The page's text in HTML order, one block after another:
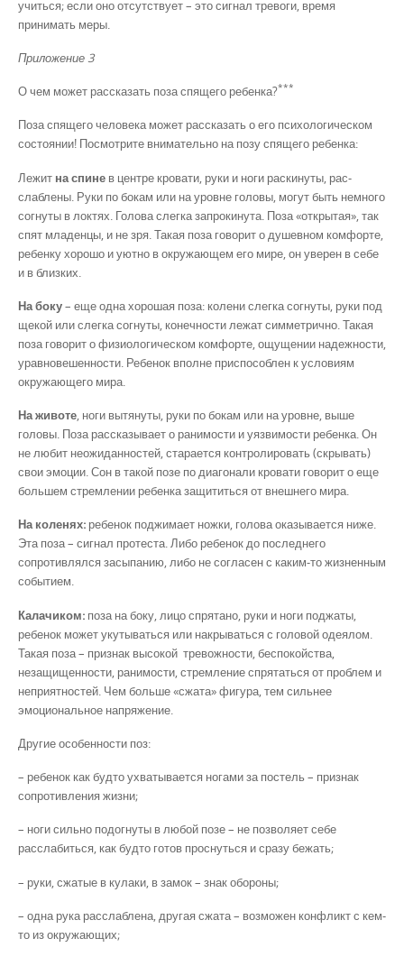
учиться; если оно отсутствует – это сигнал тревоги, время
принимать меры.
Приложение 3
О чем может рассказать поза спящего ребенка?***
Поза спящего человека может рассказать о его психологическом
состоянии! Посмотрите внимательно на позу спящего ребенка:
Лежит на спине в центре кровати, руки и ноги раскинуты, рас-
слаблены. Руки по бокам или на уровне головы, могут быть немного
согнуты в локтях. Голова слегка запрокинута. Поза «открытая», так
спят младенцы, и не зря. Такая поза говорит о душевном комфорте,
ребенку хорошо и уютно в окружающем его мире, он уверен в себе
и в близких.
На боку– еще одна хорошая поза: колени слегка согнуты, руки под
щекой или слегка согнуты, конечности лежат симметрично. Такая
поза говорит о физиологическом комфорте, ощущении надежности,
уравновешенности. Ребенок вполне приспособлен к условиям
окружающего мира.
На животе, ноги вытянуты, руки по бокам или на уровне, выше
головы. Поза рассказывает о ранимости и уязвимости ребенка. Он
не любит неожиданностей, старается контролировать (скрывать)
свои эмоции. Сон в такой позе по диагонали кровати говорит о еще
большем стремлении ребенка защититься от внешнего мира.
На коленях: ребенок поджимает ножки, голова оказывается ниже.
Эта поза – сигнал протеста. Либо ребенок до последнего
сопротивлялся засыпанию, либо не согласен с каким-то жизненным
событием.
Калачиком: поза на боку, лицо спрятано, руки и ноги поджаты,
ребенок может укутываться или накрываться с головой одеялом.
Такая поза – признак высокой тревожности, беспокойства,
незащищенности, ранимости, стремление спрятаться от проблем и
неприятностей. Чем больше «сжата» фигура, тем сильнее
эмоциональное напряжение.
Другие особенности поз:
– ребенок как будто ухватывается ногами за постель – признак
сопротивления жизни;
– ноги сильно подогнуты в любой позе – не позволяет себе
расслабиться, как будто готов проснуться и сразу бежать;
– руки, сжатые в кулаки, в замок – знак обороны;
– одна рука расслаблена, другая сжата – возможен конфликт с кем-
то из окружающих;